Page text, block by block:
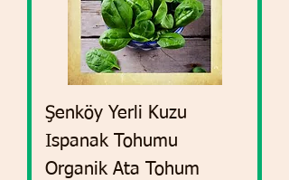
Şenköy Yerli Kuzu
Ispanak Tohumu
Organik Ata Tohum